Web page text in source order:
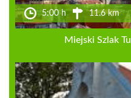
5:00 h 11.6 km
Miejski Szlak